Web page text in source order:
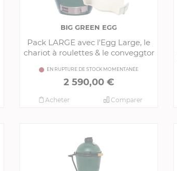
BIG GREEN EGG
Pack LARGE avec l'Egg Large, le
chariot à roulettes & le conveggtor
EN RUPTURE DE STOCK MOMENTANÉE
2 590,00 €
Comparer
Acheter